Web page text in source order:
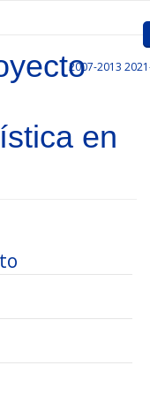
2007-2013
en